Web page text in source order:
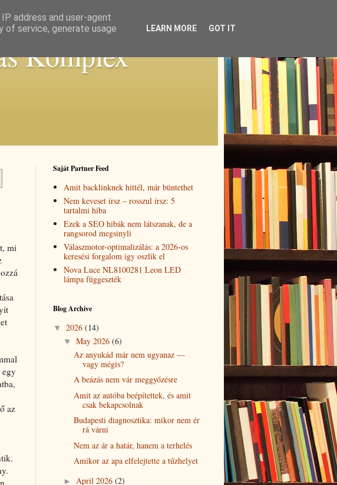
Komplex
mi
az
Saját Partner Feed
Amit backlinknek hittél, már büntethet
Nem keveset írsz – rosszul írsz: 5
tartalmi hiba
Ezek a SEO hibák nem látszanak, de a
rangsorod megsinyli
Válaszmotor-optimalizálás: a 2026-os
keresési forgalom így oszlik el
Nova Luce NL8100281 Leon LED
lámpa függeszték
Blog Archive
▼ 2026 (14)
▼ May 2026 (6)
Az anyukád már nem ugyanaz —
vagy mégis?
A beázás nem vár meggyőzésre
Amit az autóba beépítettek, és amit
csak bekapcsolnak
Budapesti diagnosztika: mikor nem ér
rá várni
Nem az ár a határ, hanem a terhelés
Amikor az apa elfelejtette a tűzhelyet
► April 2026 (2)
address and user-agent
of service, generate usage
LEARN MORE GOT IT